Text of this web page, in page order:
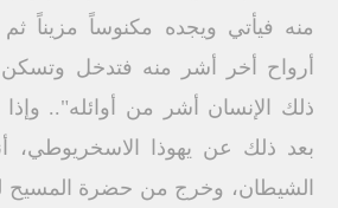
منه فيأتي ويجده مكنوساً مزيناً
أرواح أخر أشر منه فتدخل وتسكن
ذلك الإنسان أشر من أوائله"..
بعد ذلك عن يهوذا الاسخريوطي،
الشيطان، وخرج من حضرة المسيح